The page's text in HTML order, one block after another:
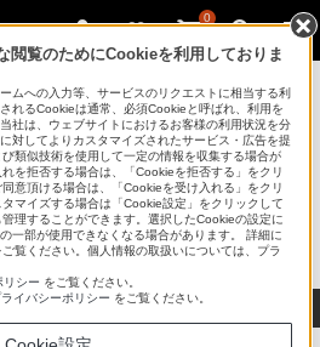
0
説明 Web版）
/ BDZ-FBT2100 / BDZ-
使いかたマニュアル
ディスク/DVDレコーダー
お問い合わせ
閲覧のためにCookieを利用しておりま
ムへの入力等、サービスのリクエストに相当する利
れるCookieは通常、必須Cookieと呼ばれ、利用を
社は、ウェブサイトにおけるお客様の利用状況を分
対してよりカスタマイズされたサービス・広告を提
類似技術を使用して一定の情報を収集する場合が
を拒否する場合は、「Cookieを拒否する」をクリ
意頂ける場合は、「Cookieを受け入れる」をクリ
マイズする場合は「Cookie設定」をクリックして
理することができます。選択したCookieの設定に
一部が使用できなくなる場合があります。 詳細に
覧ください。個人情報の取扱いについては、プラ
リシー をご覧ください。
ライバシーポリシー をご覧ください。